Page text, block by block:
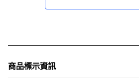
商品標示資訊